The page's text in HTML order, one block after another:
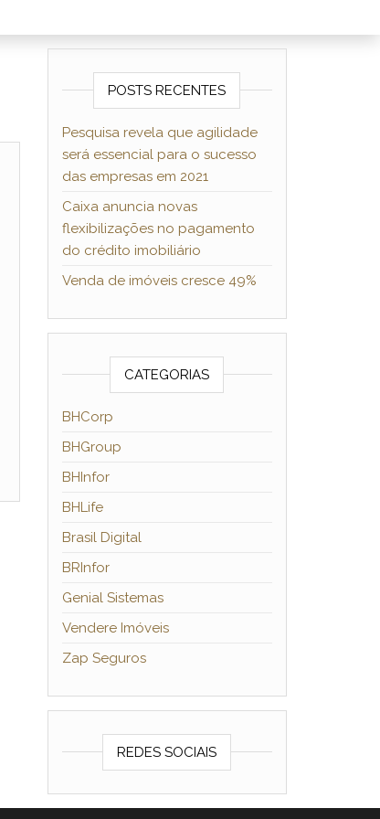
POSTS RECENTES
Pesquisa revela que agilidade
será essencial para o sucesso
das empresas em 2021
Caixa anuncia novas
flexibilizações no pagamento
do crédito imobiliário
Venda de imóveis cresce 49%
CATEGORIAS
BHCorp
BHGroup
BHInfor
BHLife
Brasil Digital
BRInfor
Genial Sistemas
Vendere Imóveis
Zap Seguros
REDES SOCIAIS